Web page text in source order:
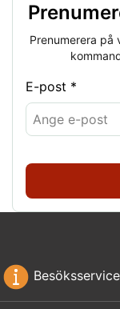
Prenumerera
E-post *
Besöksservice